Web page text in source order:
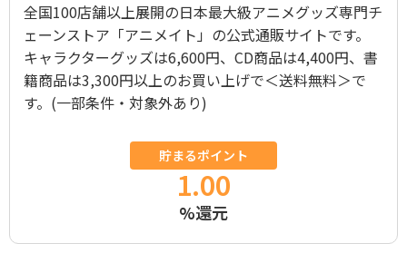
全国100店舗以上展開の日本最大級アニメグッズ専門チ
ェーンストア「アニメイト」の公式通販サイトです。
キャラクターグッズは6,600円、CD商品は4,400円、書
籍商品は3,300円以上のお買い上げで＜送料無料＞で
す。(一部条件・対象外あり)
貯まるポイント
1.00
%還元